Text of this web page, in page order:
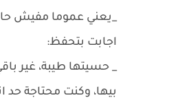
_يعني عموما مفيش
اجابت بتحفظ:
_ حسيتها طيبة، غير
بيها، وكنت محتاجة